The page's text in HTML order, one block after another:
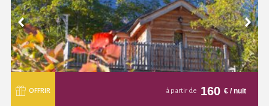
OFFRIR à partir de 160 € / nuit